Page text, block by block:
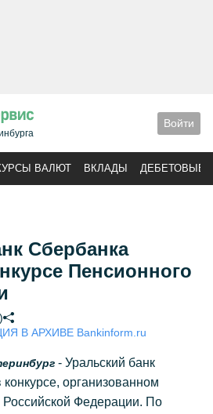
Войти
ВАЛЮТ ВКЛАДЫ ДЕБЕТОВЫЕ
Сбербанка
Пенсионного
В АРХИВЕ Bankinform.ru
- Уральский банк
организованном
Федерации. По